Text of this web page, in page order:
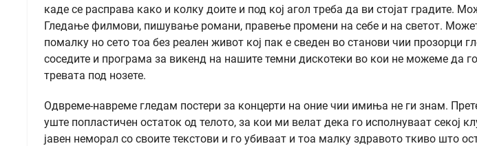
каде се расправа како и колку доите и под кој агол треба да ви стојат градите.
Гледање филмови, пишување романи, правење промени на себе и на светот.
помалку но сето тоа без реален живот кој пак е сведен во станови чии прозорци
соседите и програма за викенд на нашите темни дискотеки во кои не можеме да го
тревата под нозете.
Одвреме-навреме гледам постери за концерти на оние чии имиња не ги знам.
уште попластичен остаток од телото, за кои ми велат дека го исполнуваат секој
јавен неморал со своите текстови и го убиваат и тоа малку здравото ткиво што